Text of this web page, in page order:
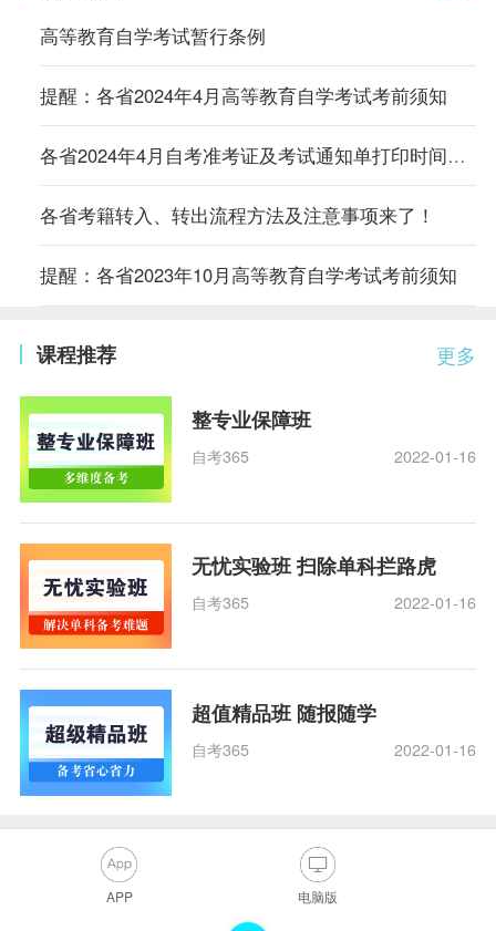
高等教育自学考试暂行条例
提醒：各省2024年4月高等教育自学考试考前须知
各省2024年4月自考准考证及考试通知单打印时间及入口汇总
各省考籍转入、转出流程方法及注意事项来了！
提醒：各省2023年10月高等教育自学考试考前须知
更多
课程推荐
整专业保障班
自考365 2022-01-16
无忧实验班 扫除单科拦路虎
自考365 2022-01-16
超值精品班 随报随学
自考365 2022-01-16
APP 电脑版